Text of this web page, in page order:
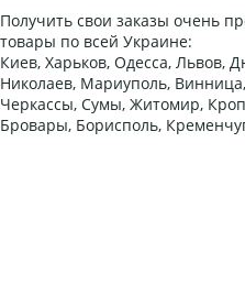
Получить свои заказы очень
товары по всей Украине:
Киев, Харьков, Одесса, Львов,
Николаев, Мариуполь,
Черкассы, Сумы, Житомир,
Бровары, Борисполь,